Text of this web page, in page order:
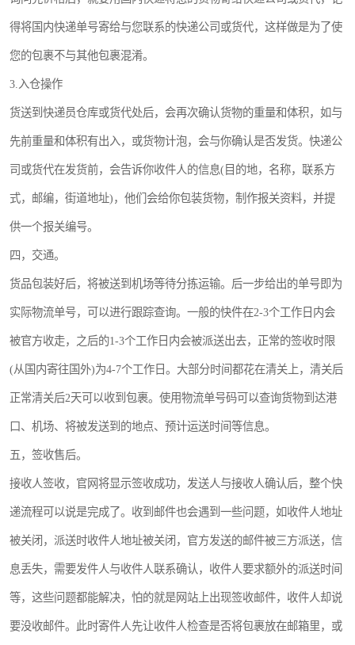
得将国内快递单号寄给与您联系的快递公司或货代，这样做是为了使
您的包裹不与其他包裹混淆。
3.入仓操作
货送到快递员仓库或货代处后，会再次确认货物的重量和体积，如与
先前重量和体积有出入，或货物计泡，会与你确认是否发货。快递公
司或货代在发货前，会告诉你收件人的信息(目的地，名称，联系方
式，邮编，街道地址)，他们会给你包装货物，制作报关资料，并提
供一个报关编号。
四，交通。
货品包装好后，将被送到机场等待分拣运输。后一步给出的单号即为
实际物流单号，可以进行跟踪查询。一般的快件在2-3个工作日内会
被官方收走，之后的1-3个工作日内会被派送出去，正常的签收时限
(从国内寄往国外)为4-7个工作日。大部分时间都花在清关上，清关后
正常清关后2天可以收到包裹。使用物流单号码可以查询货物到达港
口、机场、将被发送到的地点、预计运送时间等信息。
五，签收售后。
接收人签收，官网将显示签收成功，发送人与接收人确认后，整个快
递流程可以说是完成了。收到邮件也会遇到一些问题，如收件人地址
被关闭，派送时收件人地址被关闭，官方发送的邮件被三方派送，信
息丢失，需要发件人与收件人联系确认，收件人要求额外的派送时间
等，这些问题都能解决，怕的就是网站上出现签收邮件，收件人却说
要没收邮件。此时寄件人先让收件人检查是否将包裹放在邮箱里，或